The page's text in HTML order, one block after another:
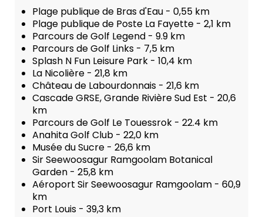
Plage publique de Bras d'Eau - 0,55 km
Plage publique de Poste La Fayette - 2,1 km
Parcours de Golf Legend - 9.9 km
Parcours de Golf Links - 7,5 km
Splash N Fun Leisure Park - 10,4 km
La Nicolière - 21,8 km
Château de Labourdonnais - 21,6 km
Cascade GRSE, Grande Rivière Sud Est - 20,6
km
Parcours de Golf Le Touessrok - 22.4 km
Anahita Golf Club - 22,0 km
Musée du Sucre - 26,6 km
Sir Seewoosagur Ramgoolam Botanical
Garden - 25,8 km
Aéroport Sir Seewoosagur Ramgoolam - 60,9
km
Port Louis - 39,3 km